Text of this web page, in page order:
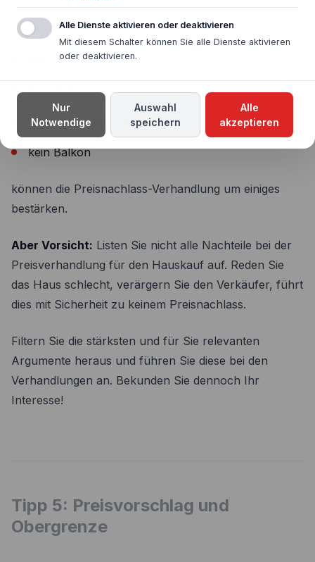
Unvorteilhafte Ausstattungen wie:
kein PKW-Stellplatz,
kein Aufzug,
fehlender Garten oder
kein Balkon
können die Preisnachlass-Verhandlung um einiges
bestärken.
Aber Vorsicht: Listen Sie nicht alle Nachteile bei der
Preisverhandlung für den Hauskauf auf. Reden Sie
das Haus schlecht, verärgern Sie den Verkäufer, führt
dies mit Sicherheit zu keinem Preisnachlass.
Filtern Sie die stärksten und für Sie relevanten
Argumente heraus und führen Sie diese bei den
Verhandlungen an. Bekunden Sie dennoch Ihr
Interesse!
Tipp 5: Preisvorschlag und
Obergrenze
Alle Dienste aktivieren oder deaktivieren
Mit diesem Schalter können Sie alle Dienste aktivieren
oder deaktivieren.
Nur
Notwendige
Auswahl
speichern
Alle
akzeptieren